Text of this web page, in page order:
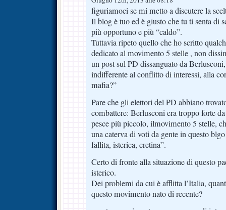
figuriamoci se mi metto a discutere la
Il blog è tuo ed è giusto che tu ti senta di
più opportuno e più “caldo”.
Tuttavia ripeto quello che ho scritto
dedicato al movimento 5 stelle , non
un post sul PD dissanguato da
indifferente al conflitto di interessi, alla
mafia?”
Pare che gli elettori del PD abbiano
combattere: Berlusconi era troppo forte
pesce più piccolo, ilmovimento 5 stelle,
una caterva di voti da gente in questo
fallita, isterica, cretina”.
Certo di fronte alla situazione di questo
isterico.
Dei problemi da cui è afflitta l’Italia,
questo movimento nato di recente?